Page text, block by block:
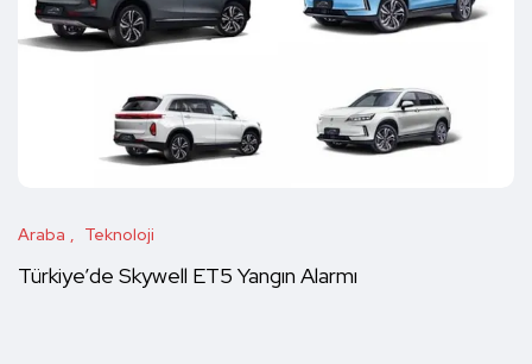
Araba Teknoloji
Türkiye’de Skywell ET5 Yangın Alarmı